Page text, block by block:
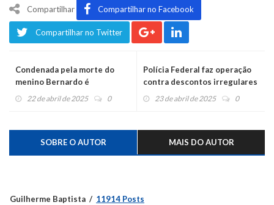
Compartilhar Compartilhar no Facebook
Compartilhar no Twitter
Condenada pela morte do
menino Bernardo é
encontrada morta
22 de abril de 2025 0
Polícia Federal faz operação
contra descontos irregulares
em benefícios do INSS
23 de abril de 2025 0
SOBRE O AUTOR MAIS DO AUTOR
Guilherme Baptista 11914 Posts